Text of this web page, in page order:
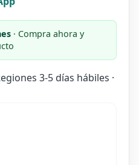
· Compra ahora y
3-5 días hábiles ·